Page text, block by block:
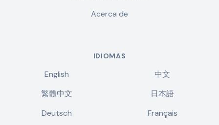
Acerca de
IDIOMAS
English
中文
繁體中文
日本語
Deutsch
Français